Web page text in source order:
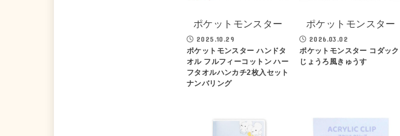
ポケットモンスター
2025.10.29
ポケットモンスター ハンドタ
オル フルフィーコットン ハー
フタオルハンカチ2枚入セット
ナンバリング
ポケットモンスター
2026.03.02
ポケットモンスター コダック
じょうろ風きゅうす